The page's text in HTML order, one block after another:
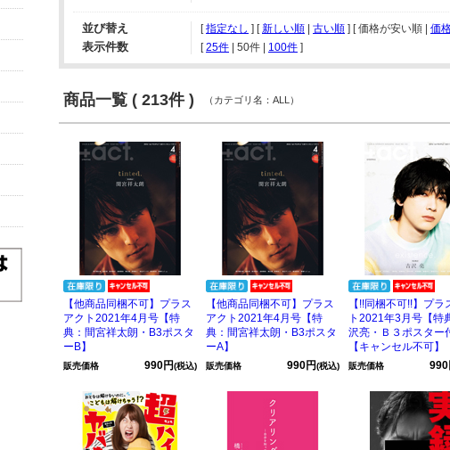
並び替え [指定なし ] [新しい順 古い順 ] [ 価格が安い順 | 価
表示件数 [ 25件 50件 100件 ]
商品一覧 ( 213件 ) （カテゴリ名：ALL）
【他商品同梱不可】プラス
アクト2021年4月号【特
典：間宮祥太朗・B3ポスタ
ーB】
販売価格 990円(税込)
【他商品同梱不可】プラス
アクト2021年4月号【特
典：間宮祥太朗・B3ポスタ
ーA】
販売価格 990円(税込)
【!!同梱不可!!】プラ
ト2021年3月号【特
沢亮・Ｂ３ポスター
【キャンセル不可】
販売価格 990